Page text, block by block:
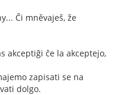
Či mněvaješ, že
akceptiĝi ĉe la akceptejo,
zapisati se na
dolgo.